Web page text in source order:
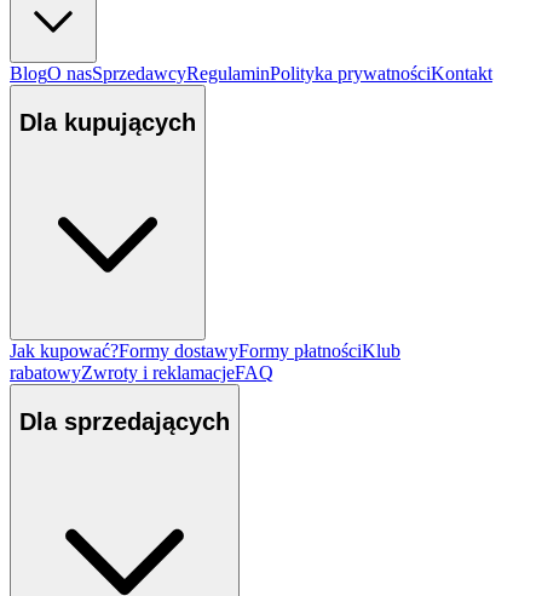
BlogO nasSprzedawcyRegulaminPolityka prywatnościKontakt
Dla kupujących
Jak kupować?Formy dostawyFormy płatnościKlub
rabatowyZwroty i reklamacjeFAQ
Dla sprzedających